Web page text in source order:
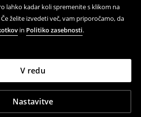
lahko kadar koli spremenite s klikom na
želite izvedeti več, vam priporočamo, da
in Politiko zasebnosti.
Nastavitve
V redu